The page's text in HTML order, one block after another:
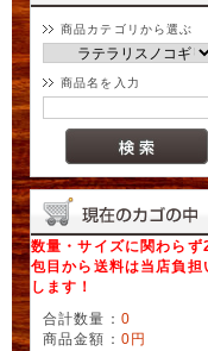
商品カテゴリから選ぶ
商品名を入力
数量・サイズに関わらず
包目から送料は当店負担
します！
合計数量： 0
商品金額： 0円